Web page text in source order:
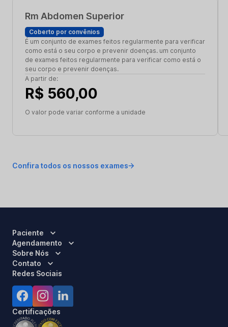
Rm Abdomen Superior
Coberto por convênios
É um conjunto de exames feitos regularmente para verificar
como está o seu corpo e prevenir doenças. um conjunto
de exames feitos regularmente para verificar como está o
seu corpo e prevenir doenças.
A partir de:
R$ 560,00
O valor pode variar conforme a unidade
Confira todos os nossos exames
Paciente
Agendamento
Sobre Nós
Contato
Redes Sociais
Certificações